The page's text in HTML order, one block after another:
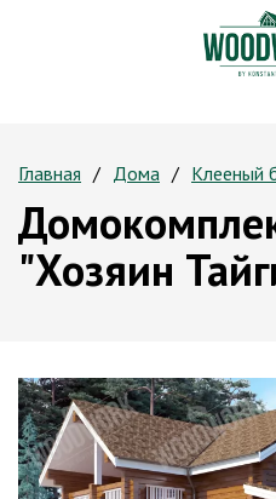
Главная Дома Клееный
"Хозяин